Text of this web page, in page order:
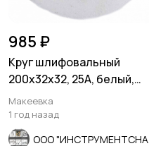
985 ₽
Круг шлифовальный
200х32х32, 25А, белый,
СМ2, Россия.
Макеевка
1 год назад